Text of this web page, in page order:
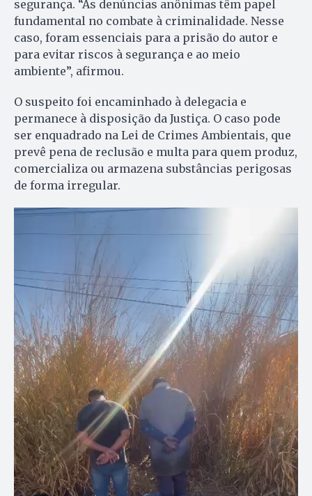
segurança. “As denúncias anônimas têm papel
fundamental no combate à criminalidade. Nesse
caso, foram essenciais para a prisão do autor e
para evitar riscos à segurança e ao meio
ambiente”, afirmou.
O suspeito foi encaminhado à delegacia e
permanece à disposição da Justiça. O caso pode
ser enquadrado na Lei de Crimes Ambientais, que
prevê pena de reclusão e multa para quem produz,
comercializa ou armazena substâncias perigosas
de forma irregular.